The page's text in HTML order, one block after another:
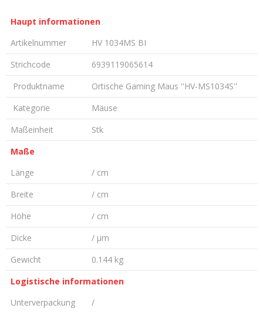
Haupt informationen
Artikelnummer
HV 1034MS BI
Strichcode
6939119065614
Produktname
Ortische Gaming Maus ''HV-MS1034S''
Kategorie
Mäuse
Maßeinheit
Stk
Maße
Länge
/ cm
Breite
/ cm
Höhe
/ cm
Dicke
/ µm
Gewicht
0.144 kg
Logistische informationen
Unterverpackung
/